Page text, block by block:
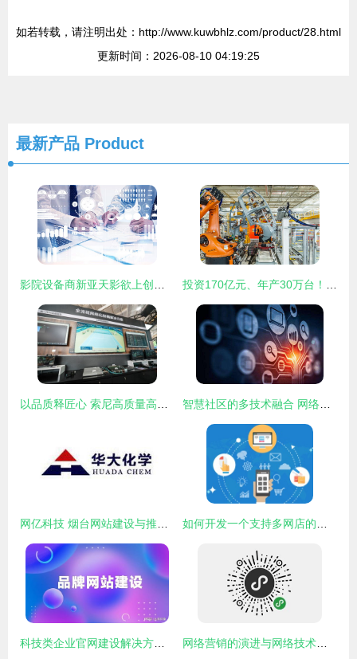
如若转载，请注明出处：http://www.kuwbhlz.com/product/28.html
更新时间：2026-08-10 04:19:25
最新产品 Product
影院设备商新亚天影欲上创业板 第一大供应商竟是主要客户的网络技术博弈 投资170亿元、年产30万台！探秘上汽大众MEB工厂的智能制造与网络技术新生态
以品质释匠心 索尼高质量高效率全流程网络化制播解决方案亮相CCBN 2024 智慧社区的多技术融合 网络服务的新篇章
网亿科技 烟台网站建设与推广的卓越之选 如何开发一个支持多网店的商城系统 网络技术服务指南
科技类企业官网建设解决方案及优质网站设计公司推荐 网络营销的演进与网络技术服务的深度融合 现状、挑战与未来